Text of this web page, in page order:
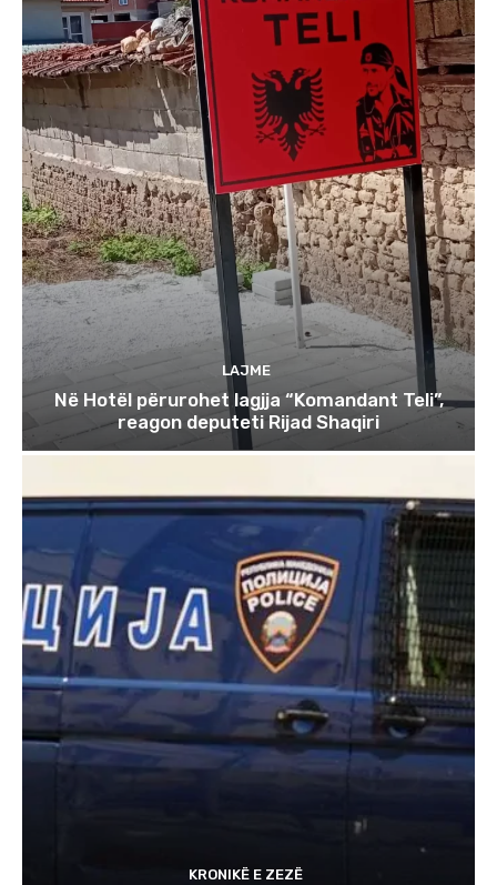
LAJME
Në Hotël përurohet lagjja “Komandant Teli”,
reagon deputeti Rijad Shaqiri
KRONIKË E ZEZË